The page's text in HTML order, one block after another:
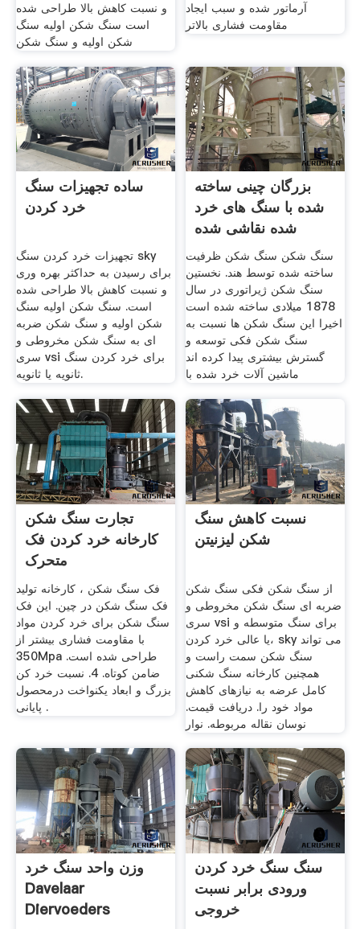
و نسبت کاهش بالا طراحی شده
است سنگ شکن اولیه سنگ
شکن اولیه و سنگ شکن
آرماتور شده و سبب ایجاد
مقاومت فشاری بالاتر
ساده تجهیزات سنگ
خرد کردن
تجهیزات خرد کردن سنگ sky
برای رسیدن به حداکثر بهره وری
و نسبت کاهش بالا طراحی شده
است. سنگ شکن اولیه سنگ
شکن اولیه و سنگ شکن ضربه
ای به سنگ شکن مخروطی و
سری vsi برای خرد کردن سنگ
ثانویه یا ثانویه.
بزرگان چینی ساخته
شده با سنگ های خرد
شده نقاشی شده
سنگ شکن سنگ شکن ظرفیت
ساخته شده توسط هند. نخستین
سنگ شکن ژیراتوری در سال
1878 میلادی ساخته شده است
اخیرا این سنگ شکن ها نسبت به
سنگ شکن فکی توسعه و
گسترش بیشتری پیدا کرده اند
ماشین آلات خرد شده با
تجارت سنگ شکن
کارخانه خرد کردن فک
متحرک
فک سنگ شکن ، کارخانه تولید
فک سنگ شکن در چین. این فک
سنگ شکن برای خرد کردن مواد
با مقاومت فشاری بیشتر از
350Mpa طراحی شده است.
ضامن کوتاه. 4. نسبت خرد کن
بزرگ و ابعاد یکنواخت درمحصول
پایانی .
نسبت کاهش سنگ
شکن لیزنیتن
از سنگ شکن فکی سنگ شکن
ضربه ای سنگ شکن مخروطی و
سری vsi برای سنگ متوسطه و
یا عالی خرد کردن، sky می تواند
سنگ شکن سمت راست و
همچنین کارخانه سنگ شکنی
کامل عرضه به نیازهای کاهش
مواد خود را. دریافت قیمت.
نوسان نقاله مربوطه. نوار
وزن واحد سنگ خرد
Davelaar
Diervoeders
سنگ سنگ خرد کردن
ورودی برابر نسبت
خروجی